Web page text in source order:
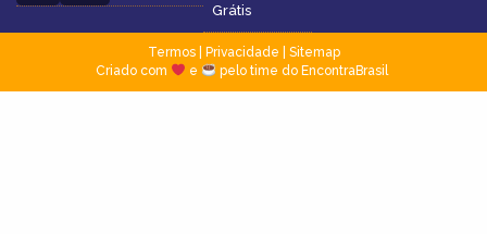
Grátis
Termos| Privacidade
Sitemap
Criado com
e pelo time do EncontraBrasil